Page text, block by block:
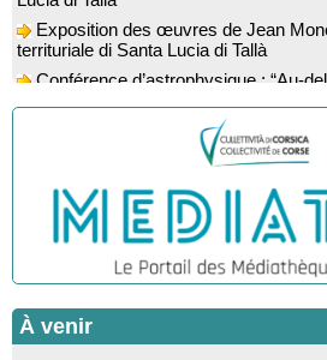
territuriale di Santa Lucia di Tallà
l’astrophysicien Paul Guerrini -
Bicchisgià
Exposition des œuvres de
"Racines, peintures acryliques et
Animation : "Petits lecteurs" -
Bicchisgià
Veillée de contes à la forêt
mignuleddu" par la Caravane de
Colloque : "Taravu : terre de
patrimoine religieux, roman, thermal et
Marc Fiamma - A Sarra di Farru
À venir